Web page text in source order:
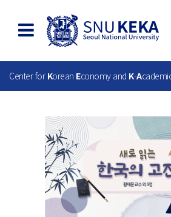
Center for Korean Economy and K-A